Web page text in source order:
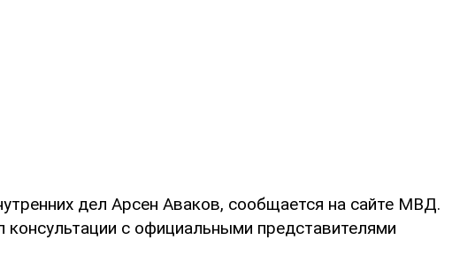
дел Арсен Аваков, сообщается на сайте МВД.
консультации с официальными представителями